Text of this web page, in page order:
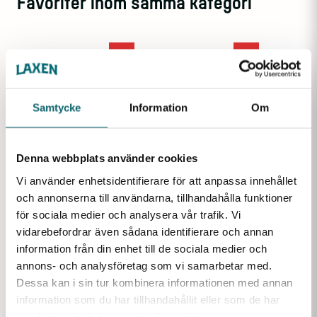
Samtycke Information Om
Denna webbplats använder cookies
Vi använder enhetsidentifierare för att anpassa innehållet
och annonserna till användarna, tillhandahålla funktioner
för sociala medier och analysera vår trafik. Vi
vidarebefordrar även sådana identifierare och annan
information från din enhet till de sociala medier och
annons- och analysföretag som vi samarbetar med.
Dessa kan i sin tur kombinera informationen med annan
information som du har tillhandahållit eller som de har
Sänkhåv rund 80 cm
Rund sänkhåv med 80 cm
Finns i lager